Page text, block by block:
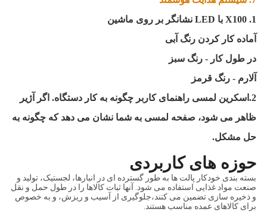
1. X100 با LED نشانگر بر روی ماشین
آماده کار کردن رنگ آبی
در طول کار - رنگ سبز
آلارم - رنگ قرمز
2.اسکرین لمسی راهنمای کاربر چگونه به کار دستگاه. اگر آژیر
ظاهر می شود، صفحه لمسی به شما نشان می دهد که چگونه به
حل مشکل.
حوزه های کاربردی
بسته بندی خودکار پالت ها به طور گسترده ای در انبارها، لجستیک، تولید و
صنعت مواد غذایی استفاده می شود. آنها ثبات کالاها را در طول حمل و نقل
و ذخیره سازی تضمین می کنند،جلوگیری از آسیب و ریزش، و به خصوص
برای کالاهای عمده مناسب هستند.